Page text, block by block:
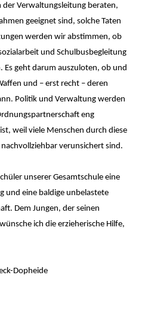
Verwaltungsleitung beraten,
geeignet sind, solche Taten
werden wir abstimmen, ob
und Schulbusbegleitung
geht darum auszuloten, ob und
und – erst recht – deren
Politik und Verwaltung werden
eng
weil viele Menschen durch diese
verunsichert sind.
unserer Gesamtschule eine
und eine baldige unbelastete
Dem Jungen, der seinen
ich die erzieherische Hilfe,
Dopheide